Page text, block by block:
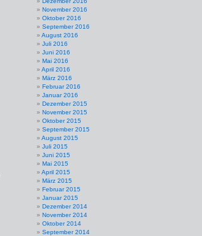
November 2016
Oktober 2016
September 2016
August 2016
Juli 2016
Juni 2016
Mai 2016
April 2016
März 2016
Februar 2016
Januar 2016
Dezember 2015
November 2015
Oktober 2015
September 2015
August 2015
Juli 2015
Juni 2015
Mai 2015
April 2015
März 2015
Februar 2015
Januar 2015
Dezember 2014
November 2014
Oktober 2014
September 2014